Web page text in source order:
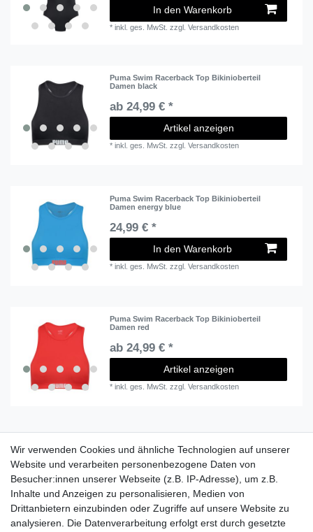
In den Warenkorb
*inkl. ges. MwSt. zzgl.Versandkosten
Puma Swim Racerback Top Bikinioberteil
Damen black
ab 24,99 € *
Artikel anzeigen
*inkl. ges. MwSt. zzgl.Versandkosten
Puma Swim Racerback Top Bikinioberteil
Damen energy blue
24,99 € *
In den Warenkorb
*inkl. ges. MwSt. zzgl.Versandkosten
Puma Swim Racerback Top Bikinioberteil
Damen red
ab 24,99 € *
Artikel anzeigen
*inkl. ges. MwSt. zzgl.Versandkosten
1 2 3
Lieferzeit etwa 1 bis 3 Werktage
Versand mit DHL
Wir verwenden Cookies und ähnliche Technologien auf unserer
Website und verarbeiten personenbezogene Daten von
Besucher:innen unserer Webseite (z.B. IP-Adresse), um z.B.
Inhalte und Anzeigen zu personalisieren, Medien von
Drittanbietern einzubinden oder Zugriffe auf unsere Website zu
analysieren. Die Datenverarbeitung erfolgt erst durch gesetzte